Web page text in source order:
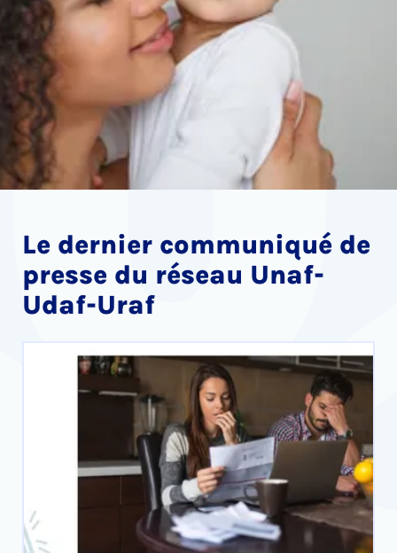
Le dernier communiqué de
presse du réseau Unaf-
Udaf-Uraf